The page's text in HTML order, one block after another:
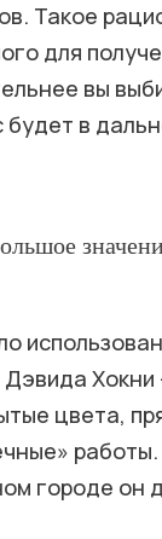
Такое
для
вы
будет в
Хокни
цвета,
городе он